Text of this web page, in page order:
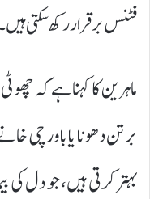
فٹنس برقرار رکھ سکتی
ماہرین کا کہنا ہے کہ
برتن دھونا یا باورچی
بہتر کرتی ہیں، جو دل کی